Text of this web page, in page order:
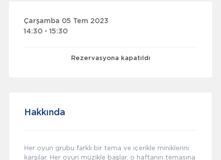
Çarşamba 05 Tem 2023
14:30 - 15:30
Rezervasyona kapatıldı
Hakkında
Her oyun grubu farklı bir tema ve içerikle miniklerini
karşılar. Her oyun müzikle başlar, o haftanın temasına